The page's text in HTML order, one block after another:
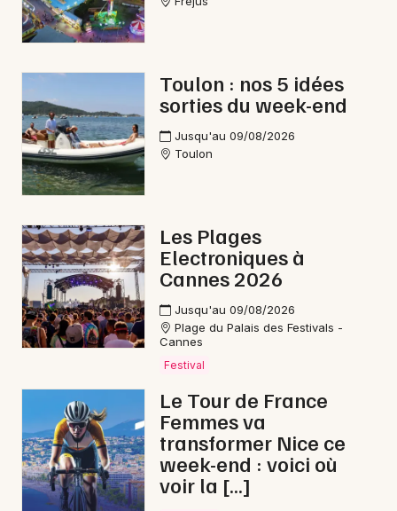
Halloween en Provence-Alpes-Côte-d'Azur
Newsletter des sorties
Artistes en tournée
Magazine dans le Var
83 - Var
Choisir mes départements
Toulon : nos 5 idées
sorties du week-end
Jusqu'au 09/08/2026
Toulon
Les Plages
Electroniques à
Cannes 2026
Jusqu'au 09/08/2026
Plage du Palais des Festivals -
Cannes
Festival
Le Tour de France
Femmes va
transformer Nice ce
week-end : voici où
voir la […]